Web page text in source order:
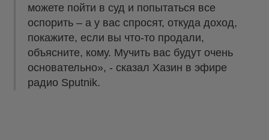
можете пойти в суд и попытаться все
оспорить – а у вас спросят, откуда доход,
покажите, если вы что-то продали,
объясните, кому. Мучить вас будут очень
основательно», - сказал Хазин в эфире
радио Sputnik.